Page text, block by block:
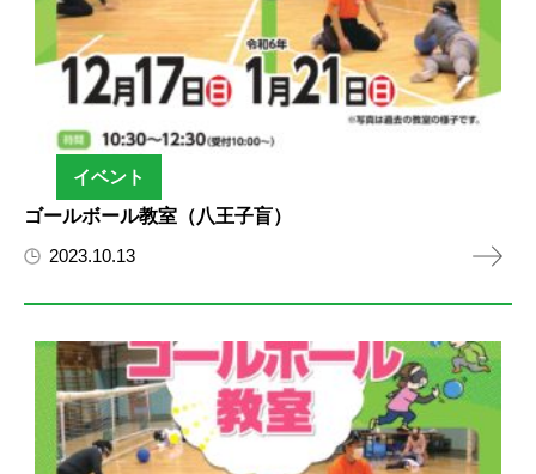
イベント
ゴールボール教室（八王子盲）
2023.10.13